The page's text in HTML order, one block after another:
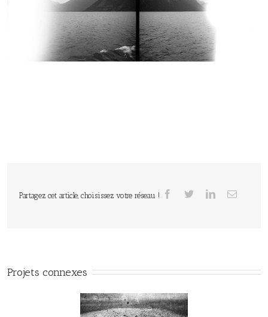
Partagez cet article, choisissez votre réseau !
Projets connexes